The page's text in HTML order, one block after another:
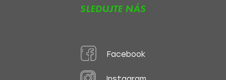
SLEDUJTE NÁS
Facebook